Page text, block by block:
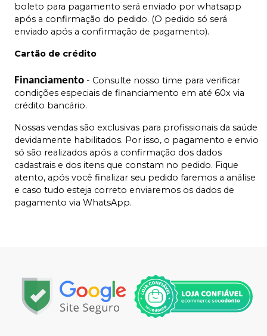
boleto para pagamento será enviado por whatsapp
após a confirmação do pedido. (O pedido só será
enviado após a confirmação de pagamento).
Cartão de crédito
Financiamento - Consulte nosso time para verificar
condições especiais de financiamento em até 60x via
crédito bancário.
Nossas vendas são exclusivas para profissionais da saúde
devidamente habilitados. Por isso, o pagamento e envio
só são realizados após a confirmação dos dados
cadastrais e dos itens que constam no pedido. Fique
atento, após você finalizar seu pedido faremos a análise
e caso tudo esteja correto enviaremos os dados de
pagamento via WhatsApp.